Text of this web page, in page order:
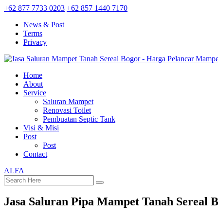
+62 877 7733 0203 +62 857 1440 7170
News & Post
Terms
Privacy
Home
About
Service
Saluran Mampet
Renovasi Toilet
Pembuatan Septic Tank
Visi & Misi
Post
Post
Contact
ALFA
Jasa Saluran Pipa Mampet Tanah Sereal